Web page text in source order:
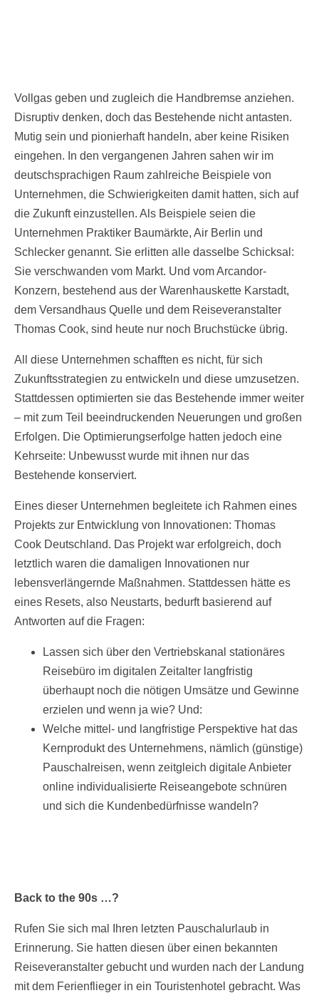
Vollgas geben und zugleich die Handbremse anziehen.
Disruptiv denken, doch das Bestehende nicht antasten.
Mutig sein und pionierhaft handeln, aber keine Risiken
eingehen. In den vergangenen Jahren sahen wir im
deutschsprachigen Raum zahlreiche Beispiele von
Unternehmen, die Schwierigkeiten damit hatten, sich auf
die Zukunft einzustellen. Als Beispiele seien die
Unternehmen Praktiker Baumärkte, Air Berlin und
Schlecker genannt. Sie erlitten alle dasselbe Schicksal:
Sie verschwanden vom Markt. Und vom Arcandor-
Konzern, bestehend aus der Warenhauskette Karstadt,
dem Versandhaus Quelle und dem Reiseveranstalter
Thomas Cook, sind heute nur noch Bruchstücke übrig.
All diese Unternehmen schafften es nicht, für sich
Zukunftsstrategien zu entwickeln und diese umzusetzen.
Stattdessen optimierten sie das Bestehende immer weiter
– mit zum Teil beeindruckenden Neuerungen und großen
Erfolgen. Die Optimierungserfolge hatten jedoch eine
Kehrseite: Unbewusst wurde mit ihnen nur das
Bestehende konserviert.
Eines dieser Unternehmen begleitete ich Rahmen eines
Projekts zur Entwicklung von Innovationen: Thomas
Cook Deutschland. Das Projekt war erfolgreich, doch
letztlich waren die damaligen Innovationen nur
lebensverlängernde Maßnahmen. Stattdessen hätte es
eines Resets, also Neustarts, bedurft basierend auf
Antworten auf die Fragen:
Lassen sich über den Vertriebskanal stationäres
Reisebüro im digitalen Zeitalter langfristig
überhaupt noch die nötigen Umsätze und Gewinne
erzielen und wenn ja wie? Und:
Welche mittel- und langfristige Perspektive hat das
Kernprodukt des Unternehmens, nämlich (günstige)
Pauschalreisen, wenn zeitgleich digitale Anbieter
online individualisierte Reiseangebote schnüren
und sich die Kundenbedürfnisse wandeln?
Back to the 90s …?
Rufen Sie sich mal Ihren letzten Pauschalurlaub in
Erinnerung. Sie hatten diesen über einen bekannten
Reiseveranstalter gebucht und wurden nach der Landung
mit dem Ferienflieger in ein Touristenhotel gebracht. Was